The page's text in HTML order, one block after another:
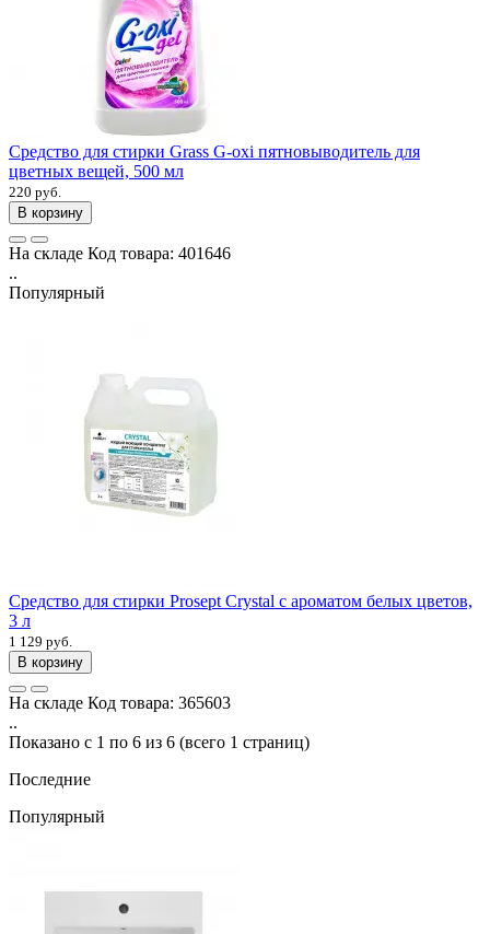
Средство для стирки Grass G-oxi пятновыводитель для
цветных вещей, 500 мл
220 руб.
В корзину
На складе Код товара: 401646
..
Популярный
Средство для стирки Prosept Crystal с ароматом белых цветов,
3 л
1 129 руб.
В корзину
На складе Код товара: 365603
..
Показано с 1 по 6 из 6 (всего 1 страниц)
Последние
Популярный